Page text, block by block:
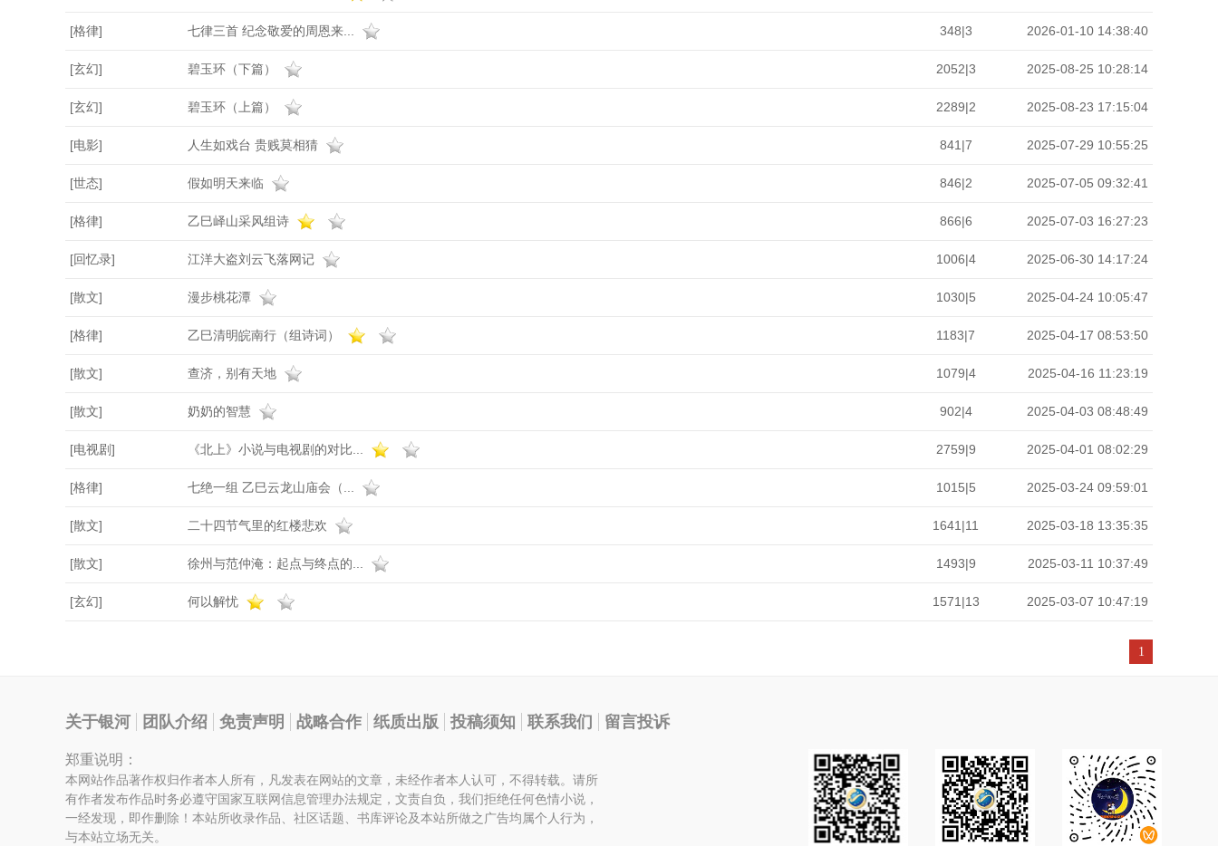
[格律] 七律三首 纪念敬爱的周恩来... 348|3 2026-01-10 14:38:40
[玄幻] 碧玉环（下篇） 2052|3 2025-08-25 10:28:14
[玄幻] 碧玉环（上篇） 2289|2 2025-08-23 17:15:04
[电影] 人生如戏台 贵贱莫相猜 841|7 2025-07-29 10:55:25
[世态] 假如明天来临 846|2 2025-07-05 09:32:41
[格律] 乙巳峄山采风组诗 866|6 2025-07-03 16:27:23
[回忆录] 江洋大盗刘云飞落网记 1006|4 2025-06-30 14:17:24
[散文] 漫步桃花潭 1030|5 2025-04-24 10:05:47
[格律] 乙巳清明皖南行（组诗词） 1183|7 2025-04-17 08:53:50
[散文] 查济，别有天地 1079|4 2025-04-16 11:23:19
[散文] 奶奶的智慧 902|4 2025-04-03 08:48:49
[电视剧] 《北上》小说与电视剧的对比... 2759|9 2025-04-01 08:02:29
[格律] 七绝一组 乙巳云龙山庙会（... 1015|5 2025-03-24 09:59:01
[散文] 二十四节气里的红楼悲欢 1641|11 2025-03-18 13:35:35
[散文] 徐州与范仲淹：起点与终点的... 1493|9 2025-03-11 10:37:49
[玄幻] 何以解忧 1571|13 2025-03-07 10:47:19
1
关于银河 团队介绍 免责声明 战略合作 纸质出版 投稿须知 联系我们 留言投诉
郑重说明：
本网站作品著作权归作者本人所有，凡发表在网站的文章，未经作者本人认可，不得转载。请所
有作者发布作品时务必遵守国家互联网信息管理办法规定，文责自负，我们拒绝任何色情小说，
一经发现，即作删除！本站所收录作品、社区话题、书库评论及本站所做之广告均属个人行为，
与本站立场无关。